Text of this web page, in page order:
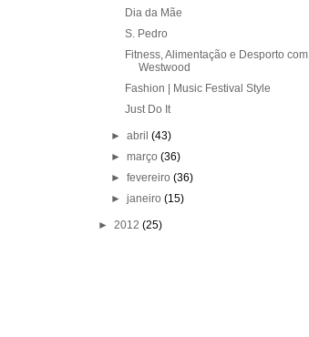
Dia da Mãe
S. Pedro
Fitness, Alimentação e Desporto
Westwood
Fashion | Music Festival Style
Just Do It
►abril(43)
►março(36)
►fevereiro(36)
►janeiro(15)
► 2012 (25)